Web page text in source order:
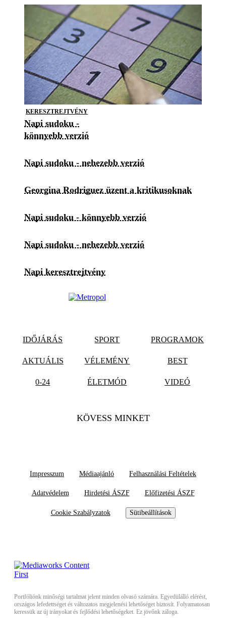
KERESZTREJTVÉNY
Napi sudoku -
könnyebb verzió
Napi sudoku - nehezebb verzió
Georgina Rodriguez üzent a kritikusoknak
Napi sudoku - könnyebb verzió
Napi sudoku - nehezebb verzió
Napi keresztrejtvény
IDŐJÁRÁS SPORT PROGRAMOK
AKTUÁLIS VÉLEMÉNY BEST
0-24 ÉLETMÓD VIDEÓ
KÖVESS MINKET
Impresszum Médiaajánló Felhasználási Feltételek
Adatvédelem Hirdetési ÁSZF Előfizetési ÁSZF
Cookie Szabályzatok Sütibeállítások
Portfóliónk minőségi tartalmat jelent minden olvasó számára. Egyedülálló elérést,
országos lefedettséget és változatos megjelenési lehetőséget biztosít. Folyamatosan
keressük az új irányokat és fejlődési lehetőségeket. Ez jövőnk záloga.